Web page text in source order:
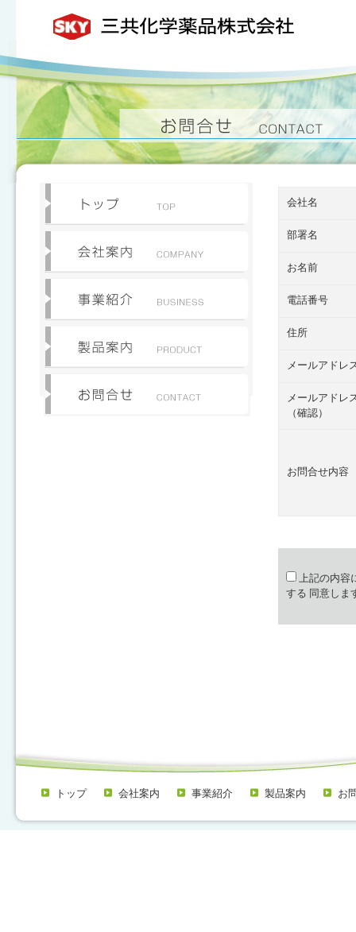
会社名
部署名
お名前
電話番号
住所
メールアドレ
メールアドレ
（確認）
お問合せ内容
上記の内容
する 同意しま
トップ 会社案内 事業紹介 製品案内 お